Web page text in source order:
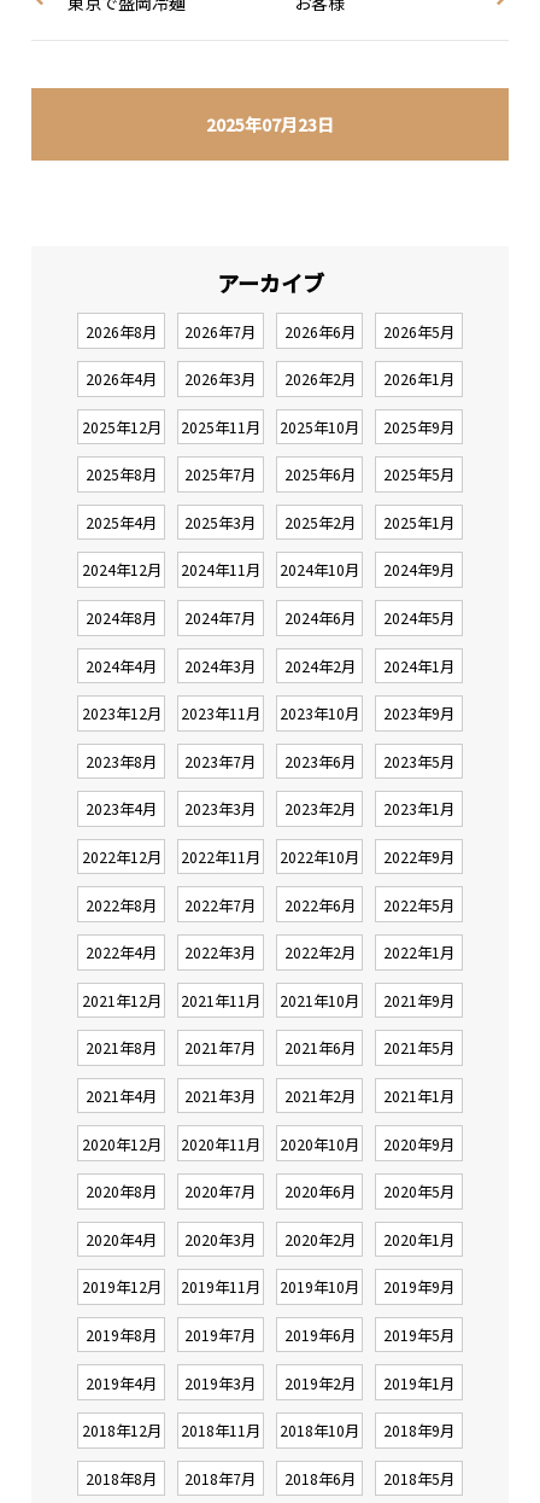
2025年07月23日
アーカイブ
2026年8月 2026年7月 2026年6月 2026年5月
2026年4月 2026年3月 2026年2月 2026年1月
2025年12月 2025年11月 2025年10月 2025年9月
2025年8月 2025年7月 2025年6月 2025年5月
2025年4月 2025年3月 2025年2月 2025年1月
2024年12月 2024年11月 2024年10月 2024年9月
2024年8月 2024年7月 2024年6月 2024年5月
2024年4月 2024年3月 2024年2月 2024年1月
2023年12月 2023年11月 2023年10月 2023年9月
2023年8月 2023年7月 2023年6月 2023年5月
2023年4月 2023年3月 2023年2月 2023年1月
2022年12月 2022年11月 2022年10月 2022年9月
2022年8月 2022年7月 2022年6月 2022年5月
2022年4月 2022年3月 2022年2月 2022年1月
2021年12月 2021年11月 2021年10月 2021年9月
2021年8月 2021年7月 2021年6月 2021年5月
2021年4月 2021年3月 2021年2月 2021年1月
2020年12月 2020年11月 2020年10月 2020年9月
2020年8月 2020年7月 2020年6月 2020年5月
2020年4月 2020年3月 2020年2月 2020年1月
2019年12月 2019年11月 2019年10月 2019年9月
2019年8月 2019年7月 2019年6月 2019年5月
2019年4月 2019年3月 2019年2月 2019年1月
2018年12月 2018年11月 2018年10月 2018年9月
2018年8月 2018年7月 2018年6月 2018年5月